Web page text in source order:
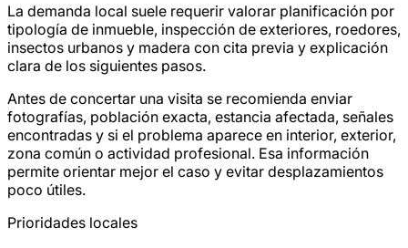
La demanda local suele requerir valorar planificación por
tipología de inmueble, inspección de exteriores, roedores,
insectos urbanos y madera con cita previa y explicación
clara de los siguientes pasos.
Antes de concertar una visita se recomienda enviar
fotografías, población exacta, estancia afectada, señales
encontradas y si el problema aparece en interior, exterior,
zona común o actividad profesional. Esa información
permite orientar mejor el caso y evitar desplazamientos
poco útiles.
Prioridades locales